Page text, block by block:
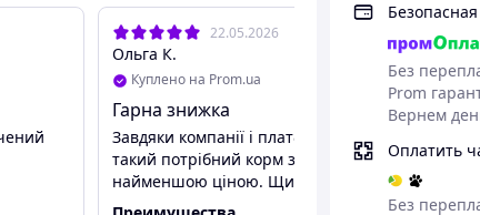
Без
Prom
Вернем
Оплатить
Без
типов клетчатки, включая
помогает поддерживать
22.05.2026
Ольга К.
Куплено на Prom.ua
Гарна знижка
Завдяки компанії і платформі купила
такий потрібний корм за
найменшою ціною. Щиро дякую